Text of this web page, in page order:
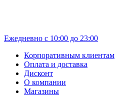
Ежедневно с 10:00 до 23:00
Корпоративным клиентам
Оплата и доставка
Дисконт
О компании
Магазины